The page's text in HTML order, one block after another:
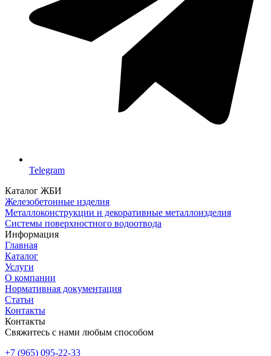
Telegram
Каталог ЖБИ
Железобетонные изделия
Металлоконструкции и декоративные металлоизделия
Системы поверхностного водоотвода
Информация
Главная
Каталог
Услуги
О компании
Нормативная документация
Статьи
Контакты
Контакты
Свяжитесь с нами любым способом
+7 (965) 095-22-33